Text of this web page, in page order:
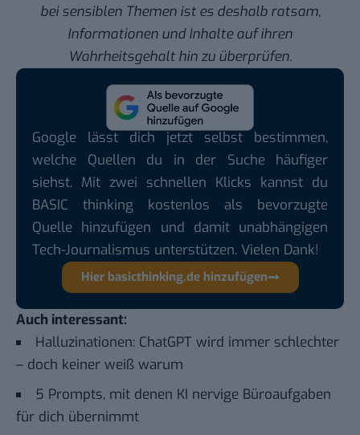
bei sensiblen Themen ist es deshalb ratsam,
Informationen und Inhalte auf ihren
Wahrheitsgehalt hin zu überprüfen.
Google lässt dich jetzt selbst bestimmen,
welche Quellen du in der Suche häufiger
siehst. Mit zwei schnellen Klicks kannst du
BASIC thinking kostenlos als bevorzugte
Quelle hinzufügen und damit unabhängigen
Tech-Journalismus unterstützen. Vielen Dank!
Hier basicthinking.de hinzufügen
Auch interessant:
Halluzinationen: ChatGPT wird immer schlechter
– doch keiner weiß warum
5 Prompts, mit denen KI nervige Büroaufgaben
für dich übernimmt